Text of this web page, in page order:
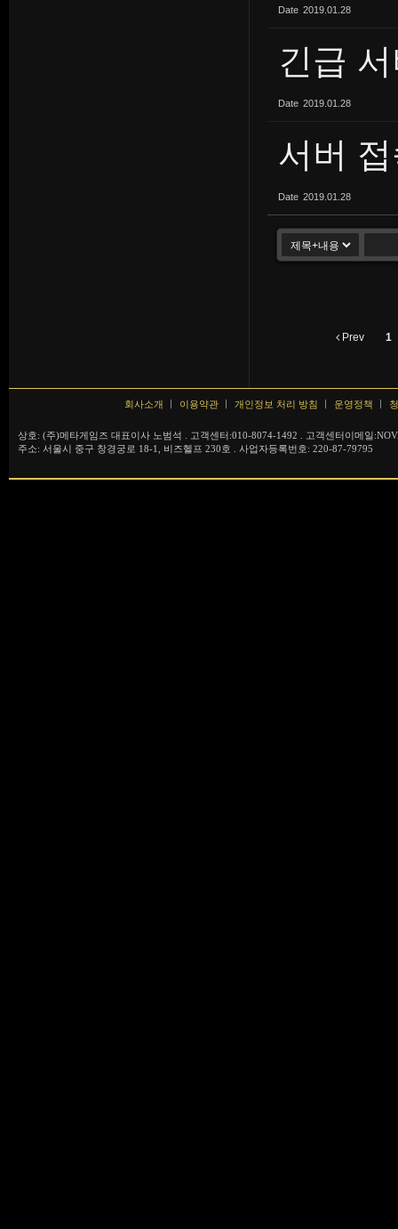
Date 2019.01.28
긴급
Date 2019.01.28
서버
Date 2019.01.28
Prev 1
회사소개 이용약관 개인정보 처리 방침 운영정책
상호: (주)메타게임즈 대표이사 노범석 . 고객센터:010-8074-1492 . 고객센터이메일
주소: 서울시 중구 창경궁로 18-1, 비즈헬프 230호 . 사업자등록번호: 220-87-79795